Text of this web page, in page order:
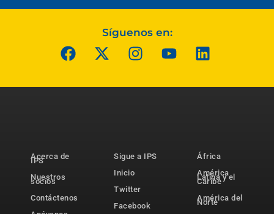
Síguenos en:
Acerca de
IPS
Nuestros
socios
Contáctenos
Sigue a IPS
Inicio
Twitter
Facebook
África
América
Latina y el
Caribe
América del
Norte